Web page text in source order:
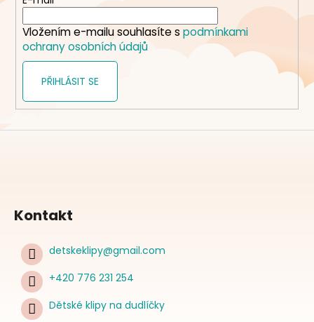
Vložením e-mailu souhlasíte s podmínkami
ochrany osobních údajů
PŘIHLÁSIT SE
Kontakt
detskeklipy@gmail.com
+420 776 231 254
Dětské klipy na dudlíčky